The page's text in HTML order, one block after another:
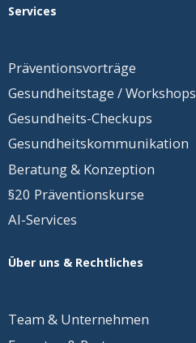
Services
Präventionsvorträge
Gesundheitstage / Workshops
Gesundheits-Checkups
Gesundheits­kommunikation
Beratung & Konzeption
§20 Präventionskurse
AI-Services
Über uns & Rechtliches
Team & Unternehmen